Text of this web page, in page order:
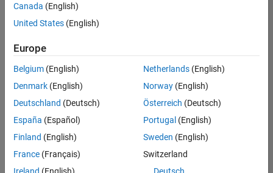
aucune
offre
d'emploi
correspondant
à vos
critères
de
recherche.
Vous
pouvez
élargir
votre
recherche
Canada (English)
United States (English)
Europe
Belgium (English)
Denmark (English)
Deutschland (Deutsch)
España (Español)
Finland (English)
France (Français)
Netherlands(English)
Norway(English)
Österreich (Deutsch)
Portugal (English)
Sweden (English)
Switzerland